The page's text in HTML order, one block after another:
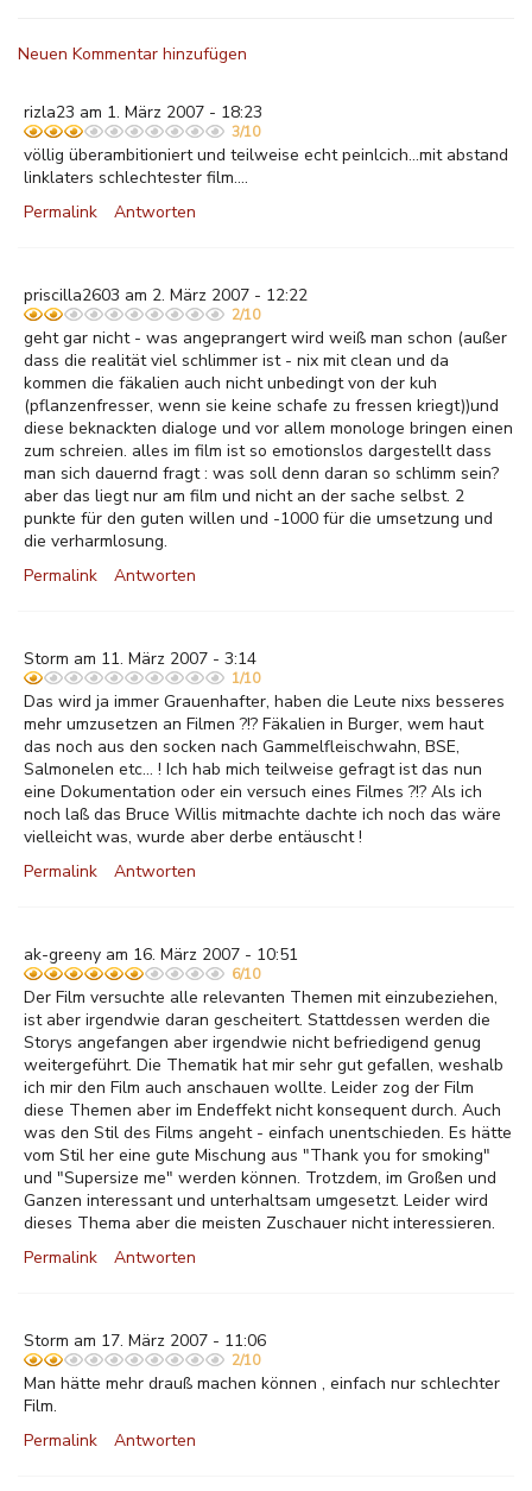
Neuen Kommentar hinzufügen
rizla23 am 1. März 2007 - 18:23
3/10
völlig überambitioniert und teilweise echt peinlcich...mit abstand
linklaters schlechtester film....
Permalink
Antworten
priscilla2603 am 2. März 2007 - 12:22
2/10
geht gar nicht - was angeprangert wird weiß man schon (außer
dass die realität viel schlimmer ist - nix mit clean und da
kommen die fäkalien auch nicht unbedingt von der kuh
(pflanzenfresser, wenn sie keine schafe zu fressen kriegt))und
diese beknackten dialoge und vor allem monologe bringen einen
zum schreien. alles im film ist so emotionslos dargestellt dass
man sich dauernd fragt : was soll denn daran so schlimm sein?
aber das liegt nur am film und nicht an der sache selbst. 2
punkte für den guten willen und -1000 für die umsetzung und
die verharmlosung.
Permalink
Antworten
Storm am 11. März 2007 - 3:14
1/10
Das wird ja immer Grauenhafter, haben die Leute nixs besseres
mehr umzusetzen an Filmen ?!? Fäkalien in Burger, wem haut
das noch aus den socken nach Gammelfleischwahn, BSE,
Salmonelen etc... ! Ich hab mich teilweise gefragt ist das nun
eine Dokumentation oder ein versuch eines Filmes ?!? Als ich
noch laß das Bruce Willis mitmachte dachte ich noch das wäre
vielleicht was, wurde aber derbe entäuscht !
Permalink
Antworten
ak-greeny am 16. März 2007 - 10:51
6/10
Der Film versuchte alle relevanten Themen mit einzubeziehen,
ist aber irgendwie daran gescheitert. Stattdessen werden die
Storys angefangen aber irgendwie nicht befriedigend genug
weitergeführt. Die Thematik hat mir sehr gut gefallen, weshalb
ich mir den Film auch anschauen wollte. Leider zog der Film
diese Themen aber im Endeffekt nicht konsequent durch. Auch
was den Stil des Films angeht - einfach unentschieden. Es hätte
vom Stil her eine gute Mischung aus "Thank you for smoking"
und "Supersize me" werden können. Trotzdem, im Großen und
Ganzen interessant und unterhaltsam umgesetzt. Leider wird
dieses Thema aber die meisten Zuschauer nicht interessieren.
Permalink
Antworten
Storm am 17. März 2007 - 11:06
2/10
Man hätte mehr drauß machen können , einfach nur schlechter
Film.
Permalink
Antworten